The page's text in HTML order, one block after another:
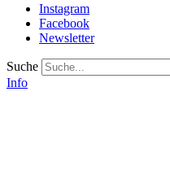
Instagram
Facebook
Newsletter
Suche
Info